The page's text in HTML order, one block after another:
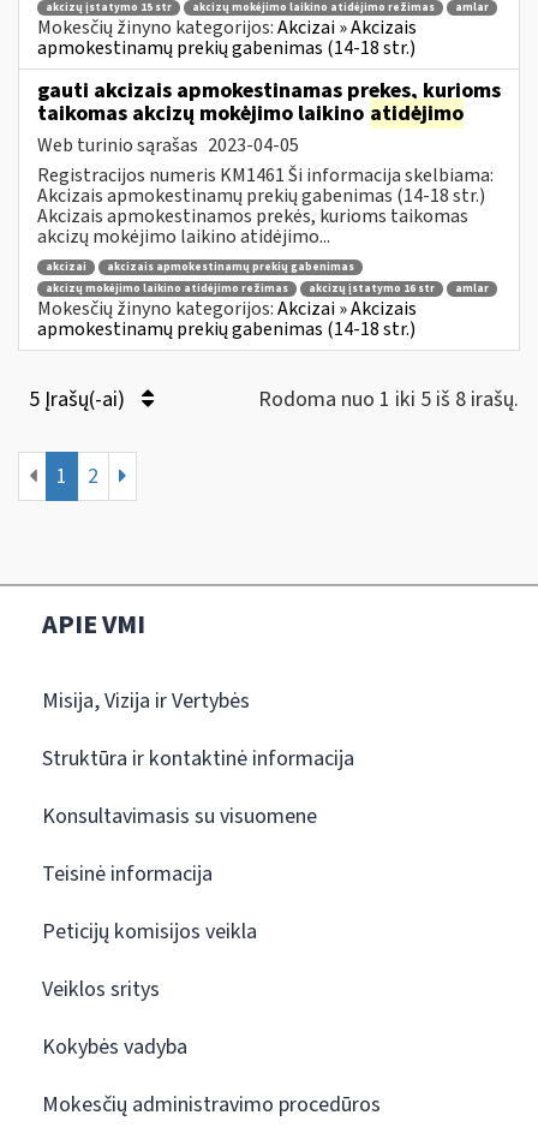
akcizų įstatymo 15 str akcizų mokėjimo laikino atidėjimo režimas amlar
Mokesčių žinyno kategorijos:Akcizai » Akcizais
apmokestinamų prekių gabenimas (14-18 str.)
gauti akcizais apmokestinamas prekes, kurioms
taikomas akcizų mokėjimo laikino atidėjimo
Web turinio sąrašas 2023-04-05
Registracijos numeris KM1461 Ši informacija skelbiama:
Akcizais apmokestinamų prekių gabenimas (14-18 str.)
Akcizais apmokestinamos prekės, kurioms taikomas
akcizų mokėjimo laikino atidėjimo...
akcizai
akcizais apmokestinamų prekių gabenimas
akcizų mokėjimo laikino atidėjimo režimas
akcizų įstatymo 16 str amlar
Mokesčių žinyno kategorijos:Akcizai » Akcizais
apmokestinamų prekių gabenimas (14-18 str.)
5 Įrašų(-ai) Rodoma nuo 1 iki 5 iš 8 irašų.
1 2
APIE VMI
Misija, Vizija ir Vertybės
Struktūra ir kontaktinė informacija
Konsultavimasis su visuomene
Teisinė informacija
Peticijų komisijos veikla
Veiklos sritys
Kokybės vadyba
Mokesčių administravimo procedūros